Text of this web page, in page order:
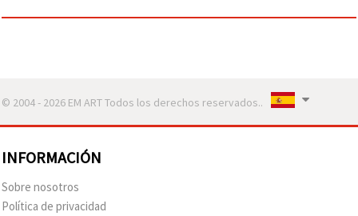
© 2004 - 2026 EM ART Todos los derechos reservados..
INFORMACIÓN
Sobre nosotros
Política de privacidad